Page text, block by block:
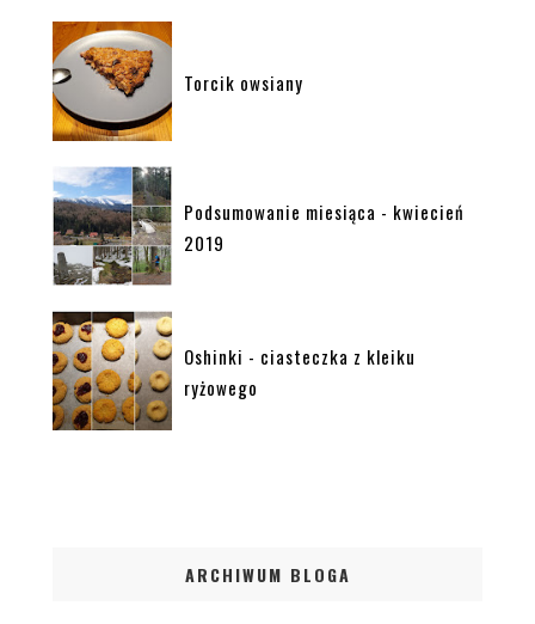
Torcik owsiany
Podsumowanie miesiąca - kwiecień
2019
Oshinki - ciasteczka z kleiku
ryżowego
ARCHIWUM BLOGA